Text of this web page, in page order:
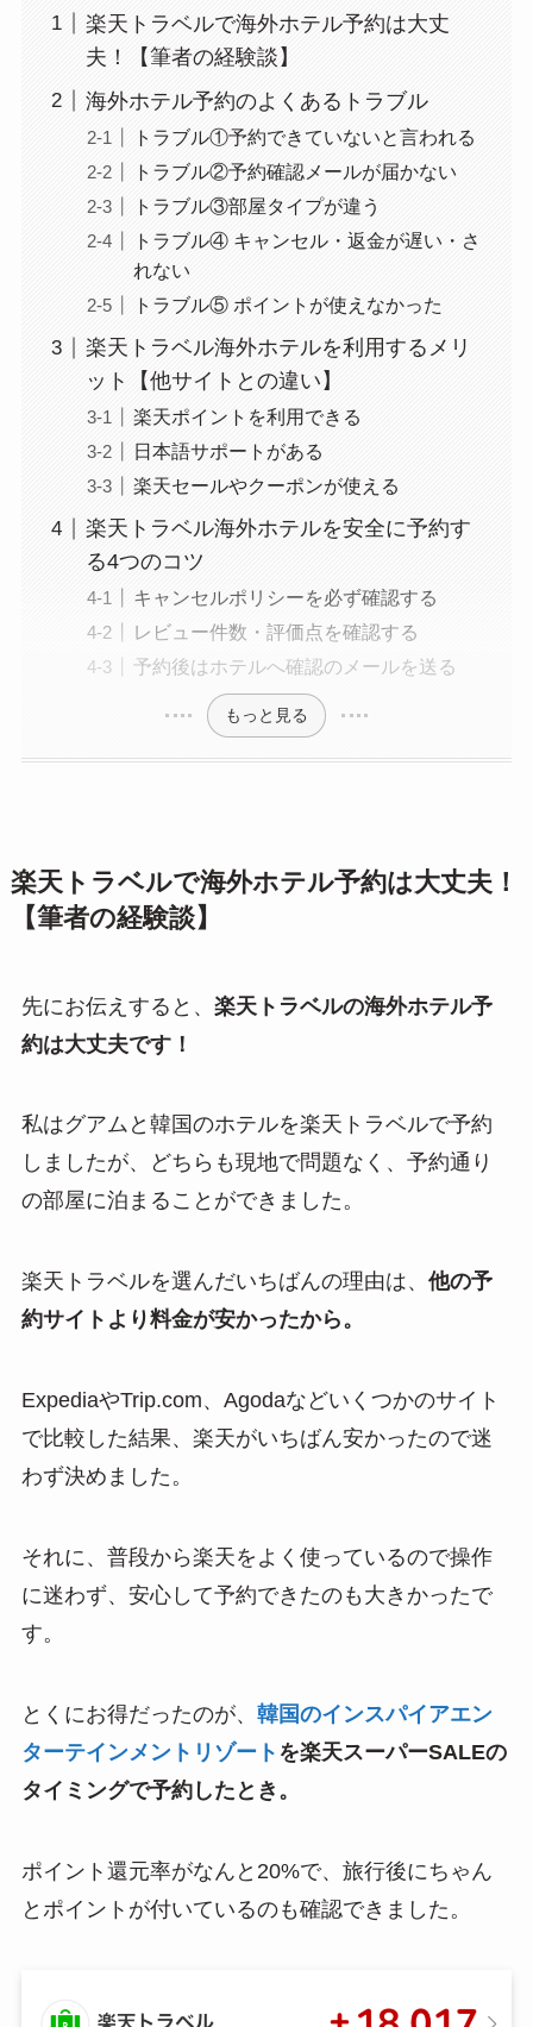
楽天トラベルで海外ホテル予約は大丈
夫！【筆者の経験談】
海外ホテル予約のよくあるトラブル
トラブル①予約できていないと言われる
トラブル②予約確認メールが届かない
トラブル③部屋タイプが違う
トラブル④ キャンセル・返金が遅い・さ
れない
トラブル⑤ ポイントが使えなかった
楽天トラベル海外ホテルを利用するメリ
ット【他サイトとの違い】
楽天ポイントを利用できる
日本語サポートがある
楽天セールやクーポンが使える
楽天トラベル海外ホテルを安全に予約す
る4つのコツ
キャンセルポリシーを必ず確認する
レビュー件数・評価点を確認する
予約後はホテルへ確認のメールを送る
もっと見る
楽天トラベルで海外ホテル予約は大丈夫！
【筆者の経験談】
先にお伝えすると、 楽天トラベルの海外ホテル予
約は大丈夫です！
私はグアムと韓国のホテルを楽天トラベルで予約
しましたが、どちらも現地で問題なく、予約通り
の部屋に泊まることができました。
楽天トラベルを選んだいちばんの理由は、 他の予
約サイトより料金が安かったから。
ExpediaやTrip.com、Agodaなどいくつかのサイト
で比較した結果、楽天がいちばん安かったので迷
わず決めました。
それに、普段から楽天をよく使っているので操作
に迷わず、安心して予約できたのも大きかったで
す。
とくにお得だったのが、 韓国のインスパイアエン
ターテインメントリゾート を楽天スーパーSALEの
タイミングで予約したとき。
ポイント還元率がなんと20%で、旅行後にちゃん
とポイントが付いているのも確認できました。